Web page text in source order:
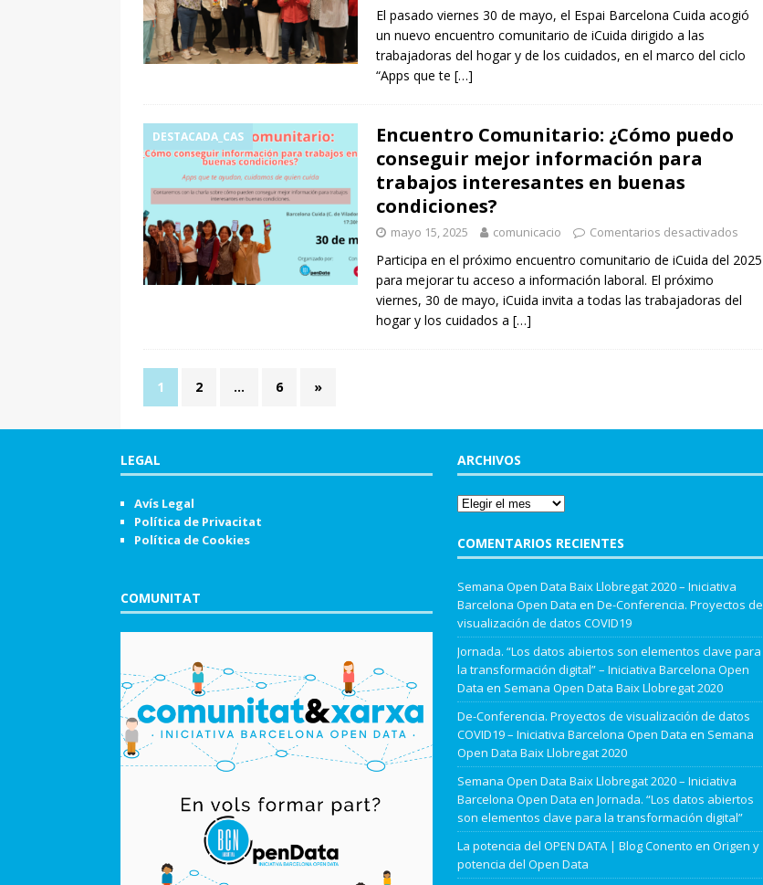
El pasado viernes 30 de mayo, el Espai Barcelona Cuida acogió
un nuevo encuentro comunitario de iCuida dirigido a las
trabajadoras del hogar y de los cuidados, en el marco del ciclo
“Apps que te […]
DESTACADA_CAS
Encuentro Comunitario: ¿Cómo puedo
conseguir mejor información para
trabajos interesantes en buenas
condiciones?
mayo 15, 2025 comunicacio Comentarios desactivados
Participa en el próximo encuentro comunitario de iCuida del 2025
para mejorar tu acceso a información laboral. El próximo
viernes, 30 de mayo, iCuida invita a todas las trabajadoras del
hogar y los cuidados a […]
1 2 … 6 »
LEGAL
Avís Legal
Política de Privacitat
Política de Cookies
COMUNITAT
ARCHIVOS
COMENTARIOS RECIENTES
Semana Open Data Baix Llobregat 2020 – Iniciativa
Barcelona Open Data en De-Conferencia. Proyectos de
visualización de datos COVID19
Jornada. “Los datos abiertos son elementos clave para
la transformación digital” – Iniciativa Barcelona Open
Data en Semana Open Data Baix Llobregat 2020
De-Conferencia. Proyectos de visualización de datos
COVID19 – Iniciativa Barcelona Open Data en Semana
Open Data Baix Llobregat 2020
Semana Open Data Baix Llobregat 2020 – Iniciativa
Barcelona Open Data en Jornada. “Los datos abiertos
son elementos clave para la transformación digital”
La potencia del OPEN DATA | Blog Conento en Origen y
potencia del Open Data